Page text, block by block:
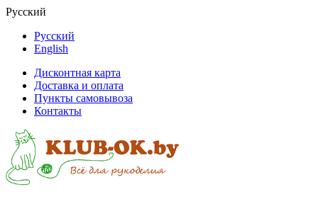
Русский
Русский
English
Дисконтная карта
Доставка и оплата
Пункты самовывоза
Контакты